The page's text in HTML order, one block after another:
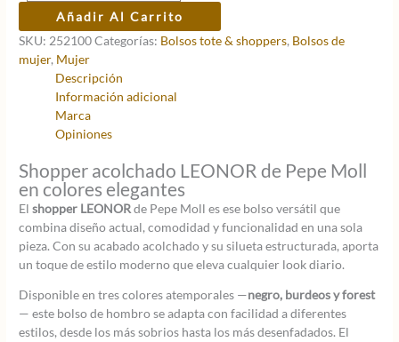
cantidadAñadir Al Carrito
SKU: 252100Categorías: Bolsos tote & shoppers, Bolsos de
mujer, Mujer
Descripción
Información adicional
Marca
Opiniones
Shopper acolchado LEONOR de Pepe Moll
en colores elegantes
Elshopper LEONORde Pepe Moll es ese bolso versátil que
combina diseño actual, comodidad y funcionalidad en una sola
pieza. Con su acabado acolchado y su silueta estructurada, aporta
un toque de estilo moderno que eleva cualquier look diario.
Disponible en tres colores atemporales —negro, burdeos y forest
— este bolso de hombro se adapta con facilidad a diferentes
estilos, desde los más sobrios hasta los más desenfadados. El